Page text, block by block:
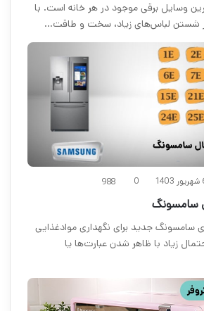
وسایل برقی موجود در هر خانه‌ است. با
شستن لباس‌های زیاد، سخت و طاقت…
0
988
سامسونگ‌
سامسونگ جدید برای نگهداری موادغذایی
زیاد با ظاهر شدن عبارت‌ها یا